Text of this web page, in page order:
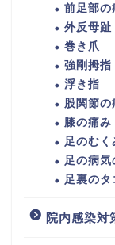
前足部の
外反母趾
巻き爪
強剛拇指
浮き指
股関節の
膝の痛み
足のむく
足の病気
足裏のタ
院内感染対